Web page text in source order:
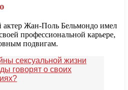
актер Жан-Поль Бельмондо имел
профессиональной карьере,
подвигам.
сексуальной жизни
говорят о своих